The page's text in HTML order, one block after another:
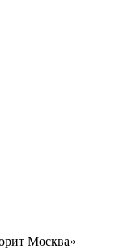
Москва»